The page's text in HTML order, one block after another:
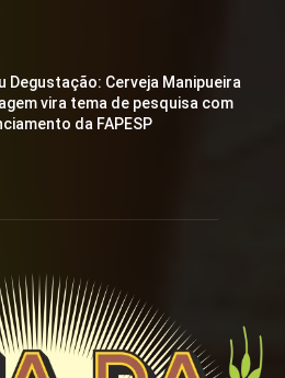
Degustação: Cerveja Manipueira
vira tema de pesquisa com
da FAPESP